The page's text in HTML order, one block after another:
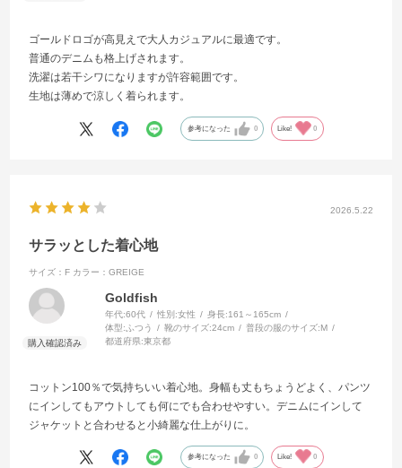
ゴールドロゴが高見えで大人カジュアルに最適です。
普通のデニムも格上げされます。
洗濯は若干シワになりますが許容範囲です。
生地は薄めで涼しく着られます。
参考になった 0 Like! 0
2026.5.22
サラッとした着心地
サイズ：F カラー：GREIGE
Goldfish
年代:60代 性別:女性 身長:161～165cm
体型: ふつう 靴のサイズ:24cm 普段の服のサイズ:M
都道府県:東京都
コットン100％で気持ちいい着心地。身幅も丈もちょうどよく、パンツ
にインしてもアウトしても何にでも合わせやすい。デニムにインして
ジャケットと合わせると小綺麗な仕上がりに。
参考になった 0 Like! 0